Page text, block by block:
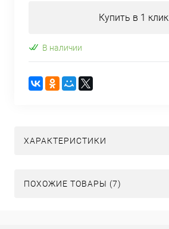
Купить в 1 клик
В наличии
ХАРАКТЕРИСТИКИ
ПОХОЖИЕ ТОВАРЫ (7)